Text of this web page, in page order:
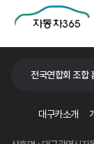
전국연합회 조합
대구카소개